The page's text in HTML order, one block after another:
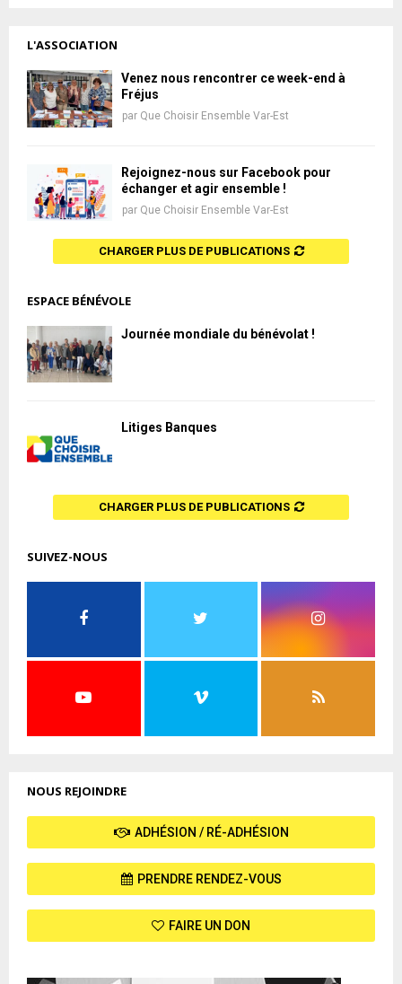
L'ASSOCIATION
Venez nous rencontrer ce week-end à
Fréjus
par Que Choisir Ensemble Var-Est
Rejoignez-nous sur Facebook pour
échanger et agir ensemble !
par Que Choisir Ensemble Var-Est
CHARGER PLUS DE PUBLICATIONS
ESPACE BÉNÉVOLE
Journée mondiale du bénévolat !
Litiges Banques
CHARGER PLUS DE PUBLICATIONS
SUIVEZ-NOUS
NOUS REJOINDRE
ADHÉSION / RÉ-ADHÉSION
PRENDRE RENDEZ-VOUS
FAIRE UN DON